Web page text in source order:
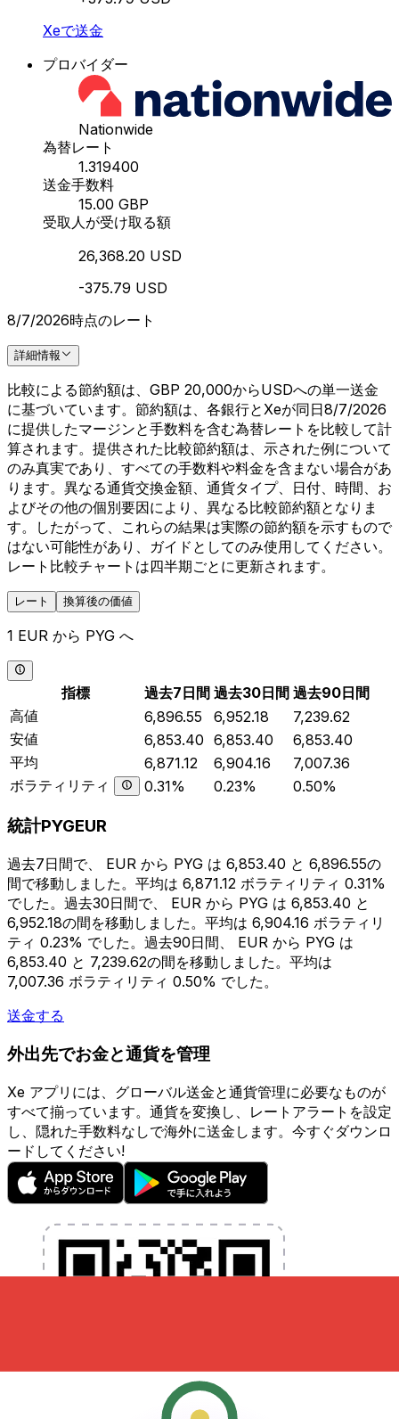
Xeで送金
プロバイダー
Nationwide
為替レート
1.319400
送金手数料
15.00 GBP
受取人が受け取る額
26,368.20 USD
-375.79 USD
8/7/2026時点のレート
詳細情報
比較による節約額は、GBP 20,000からUSDへの単一送金
に基づいています。節約額は、各銀行とXeが同日8/7/2026
に提供したマージンと手数料を含む為替レートを比較して計
算されます。提供された比較節約額は、示された例について
のみ真実であり、すべての手数料や料金を含まない場合があ
ります。異なる通貨交換金額、通貨タイプ、日付、時間、お
よびその他の個別要因により、異なる比較節約額となりま
す。したがって、これらの結果は実際の節約額を示すもので
はない可能性があり、ガイドとしてのみ使用してください。
レート比較チャートは四半期ごとに更新されます。
レート 換算後の価値
1 EUR から PYG へ
指標 過去7日間 過去30日間 過去90日間
高値
6,896.55 6,952.18
7,239.62
安値
6,853.40 6,853.40
6,853.40
平均
6,871.12 6,904.16
7,007.36
ボラティリティ
0.31% 0.23% 0.50%
統計PYGEUR
過去7日間で、 EUR から PYG は 6,853.40 と 6,896.55の
間で移動しました。平均は 6,871.12 ボラティリティ 0.31%
でした。過去30日間で、 EUR から PYG は 6,853.40 と
6,952.18の間を移動しました。平均は 6,904.16 ボラティリ
ティ 0.23% でした。過去90日間、 EUR から PYG は
6,853.40 と 7,239.62の間を移動しました。平均は
7,007.36 ボラティリティ 0.50% でした。
送金する
外出先でお金と通貨を管理
Xe アプリには、グローバル送金と通貨管理に必要なものが
すべて揃っています。通貨を変換し、レートアラートを設定
し、隠れた手数料なしで海外に送金します。今すぐダウンロ
ードしてください!